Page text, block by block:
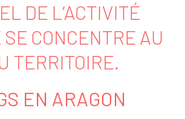
DE L’ACTIVITÉ
CONCENTRE AU
TERRITOIRE.
EN ARAGON